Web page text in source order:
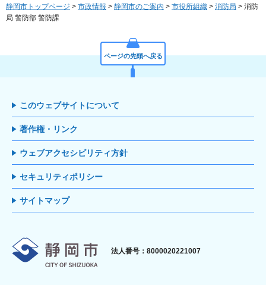
静岡市トップページ > 市政情報 > 静岡市のご案内 > 市役所組織 > 消防局 > 消防
局 警防部 警防課
ページの先頭へ戻る
このウェブサイトについて
著作権・リンク
ウェブアクセシビリティ方針
セキュリティポリシー
サイトマップ
静岡市
法人番号：8000020221007